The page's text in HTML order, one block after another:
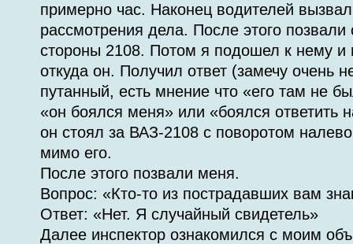
примерно час. Наконец водителей
рассмотрения дела. После этого позвали
стороны 2108. Потом я подошел к нему и
откуда он. Получил ответ (замечу очень
путанный, есть мнение что «его там не
«он боялся меня» или «боялся ответить
он стоял за ВАЗ-2108 с поворотом
мимо его.
После этого позвали меня.
Вопрос: «Кто-то из пострадавших вам
Ответ: «Нет. Я случайный свидетель»
Далее инспектор ознакомился с моим